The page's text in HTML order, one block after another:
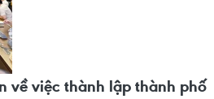
về việc thành lập thành phố